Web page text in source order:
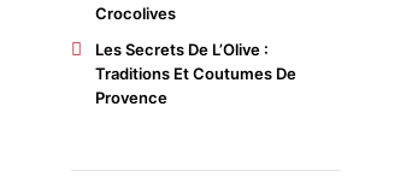
Crocolives
Les Secrets De L’Olive :
Traditions Et Coutumes De
Provence